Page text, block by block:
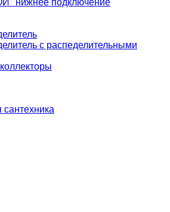
нижнее подключение
с распеделительными